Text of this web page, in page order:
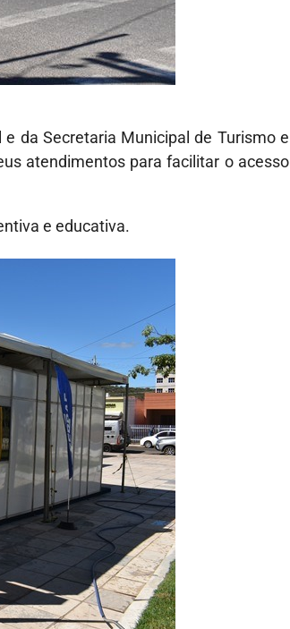
da Secretaria Municipal de Turismo e
atendimentos para facilitar o acesso
e educativa.